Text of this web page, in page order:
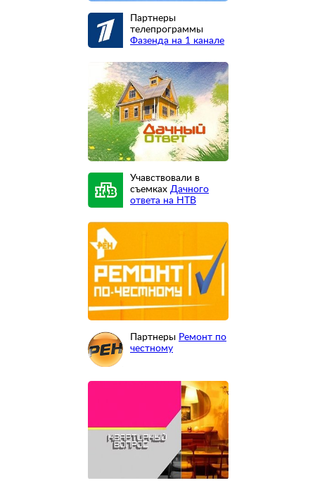
Партнеры
телепрограммы
Фазенда на 1 канале
Учавствовали в
съемках Дачного
ответа на НТВ
Партнеры Ремонт по
честному